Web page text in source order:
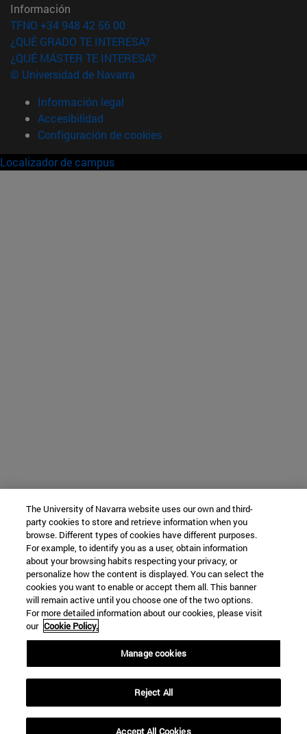
Información
TFNO +34 948 42 56 00
¿QUÉ GRADO TE INTERESA?
¿QUÉ MÁSTER TE INTERESA?
© Universidad de Navarra
Información legal
Accesibilidad
Configuración de cookies
Localizador de campus
The University of Navarra website uses our own and third-
party cookies to store and retrieve information when you
browse. Different types of cookies have different purposes.
For example, to identify you as a user, obtain information
about your browsing habits respecting your privacy, or
personalize how the content is displayed. You can select the
cookies you want to enable or accept them all. This banner
will remain active until you choose one of the two options.
For more detailed information about our cookies, please visit
our Cookie Policy.
Manage cookies
Reject All
Accept All Cookies